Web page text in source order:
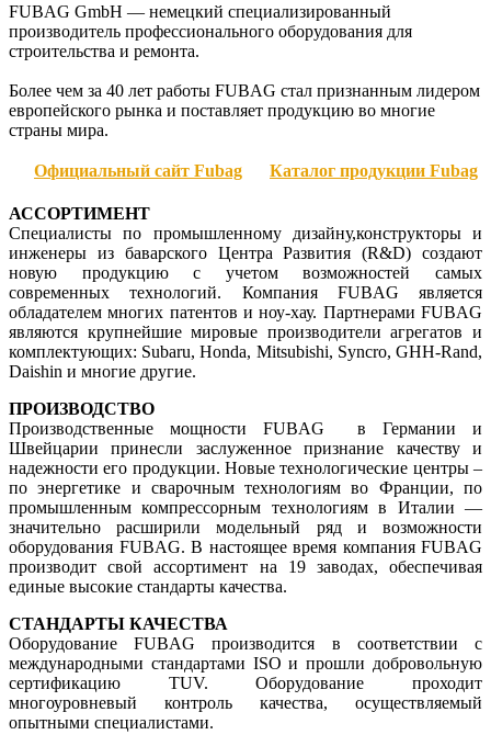
FUBAG GmbH — немецкий специализированный
производитель профессионального оборудования для
строительства и ремонта.
Более чем за 40 лет работы FUBAG стал признанным лидером
европейского рынка и поставляет продукцию во многие
страны мира.
Официальный сайт Fubag Каталог продукции Fubag
АССОРТИМЕНТ
Специалисты по промышленному дизайну,конструкторы и
инженеры из баварского Центра Развития (R&D) создают
новую продукцию с учетом возможностей самых
современных технологий. Компания FUBAG является
обладателем многих патентов и ноу-хау. Партнерами FUBAG
являются крупнейшие мировые производители агрегатов и
комплектующих: Subaru, Honda, Mitsubishi, Syncro, GHH-Rand,
Daishin и многие другие.
ПРОИЗВОДСТВО
Производственные мощности FUBAG в Германии и
Швейцарии принесли заслуженное признание качеству и
надежности его продукции. Новые технологические центры –
по энергетике и сварочным технологиям во Франции, по
промышленным компрессорным технологиям в Италии —
значительно расширили модельный ряд и возможности
оборудования FUBAG. В настоящее время компания FUBAG
производит свой ассортимент на 19 заводах, обеспечивая
единые высокие стандарты качества.
СТАНДАРТЫ КАЧЕСТВА
Оборудование FUBAG производится в соответствии с
международными стандартами ISO и прошли добровольную
сертификацию TUV. Оборудование проходит
многоуровневый контроль качества, осуществляемый
опытными специалистами.